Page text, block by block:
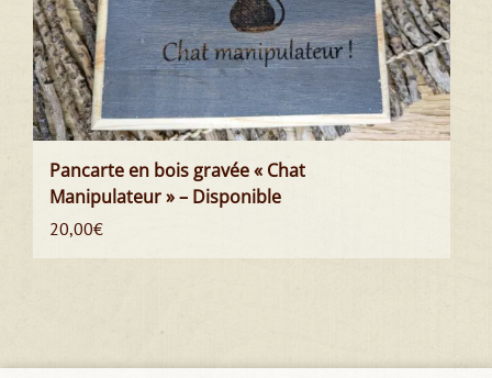
Pancarte en bois gravée « Chat
Manipulateur » – Disponible
20,00€